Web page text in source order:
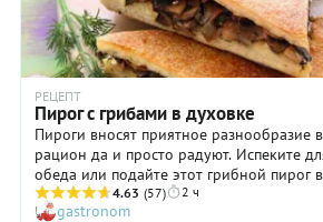
РЕЦЕПТ
Пирог с грибами в духовке
Пироги вносят приятное разнообразие
рацион да и просто радуют. Испеките
обеда или подайте этот грибной пирог
чашкой горячего чая.
4.63 (57) 2 ч
gastronom